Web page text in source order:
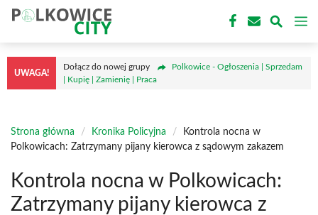
Przejdź
treści
UWAGA!
Dołącz do nowej grupy
Polkowice - Ogłoszenia | Sprzedam
| Kupię | Zamienię | Praca
Strona główna / Kronika Policyjna /
Kontrola nocna w
Polkowicach: Zatrzymany pijany kierowca z sądowym zakazem
Kontrola nocna w Polkowicach:
Zatrzymany pijany kierowca z